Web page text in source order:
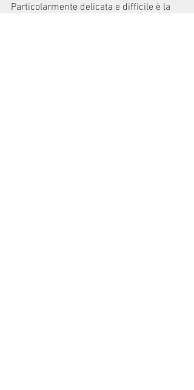
Particolarmente delicata e difficile è la